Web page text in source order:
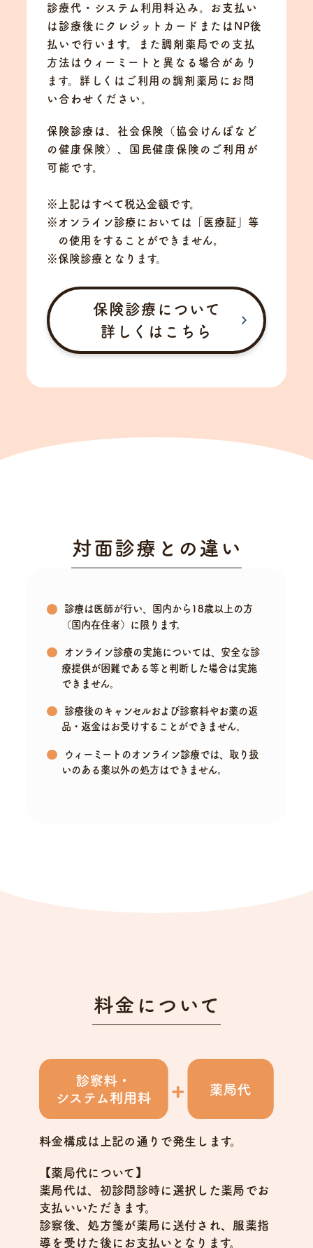
診療代・システム利用料込み。お支払い
は診療後にクレジットカードまたはNP後
払いで行います。また調剤薬局での支払
方法はウィーミートと異なる場合があり
ます。詳しくはご利用の調剤薬局にお問
い合わせください。
保険診療は、社会保険（協会けんぽなど
の健康保険）、国民健康保険のご利用が
可能です。
上記はすべて税込金額です。
オンライン診療においては「医療証」等
の使用をすることができません。
保険診療となります。
保険診療について
詳しくはこちら
対面診療との違い
診療は医師が行い、国内から18歳以上の方
（国内在住者）に限ります。
オンライン診療の実施については、安全な診
療提供が困難である等と判断した場合は実施
できません。
診療後のキャンセルおよび診察料やお薬の返
品・返金はお受けすることができません。
ウィーミートのオンライン診療では、取り扱
いのある薬以外の処方はできません。
料金について
料金構成は上記の通りで発生します。
【薬局代について】
薬局代は、初診問診時に選択した薬局でお
支払いいただきます。
診察後、処方箋が薬局に送付され、服薬指
導を受けた後にお支払いとなります。